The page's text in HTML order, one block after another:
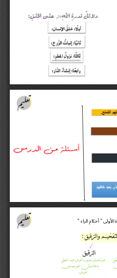
" الراء أحكام " لى الأو